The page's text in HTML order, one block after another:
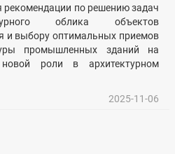
рекомендации по решению задач
облика объектов
и выбору оптимальных приемов
промышленных зданий на
роли в архитектурном
2025-11-06